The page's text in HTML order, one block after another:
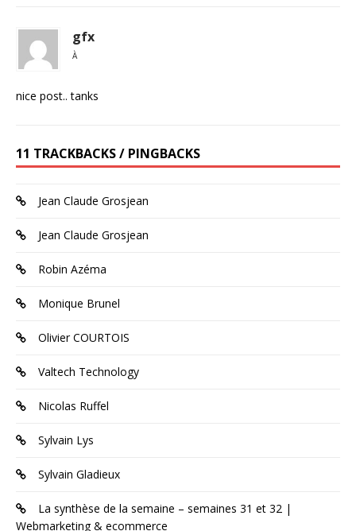
gfx
À
nice post.. tanks
11 TRACKBACKS / PINGBACKS
Jean Claude Grosjean
Jean Claude Grosjean
Robin Azéma
Monique Brunel
Olivier COURTOIS
Valtech Technology
Nicolas Ruffel
Sylvain Lys
Sylvain Gladieux
La synthèse de la semaine – semaines 31 et 32 |
Webmarketing & ecommerce